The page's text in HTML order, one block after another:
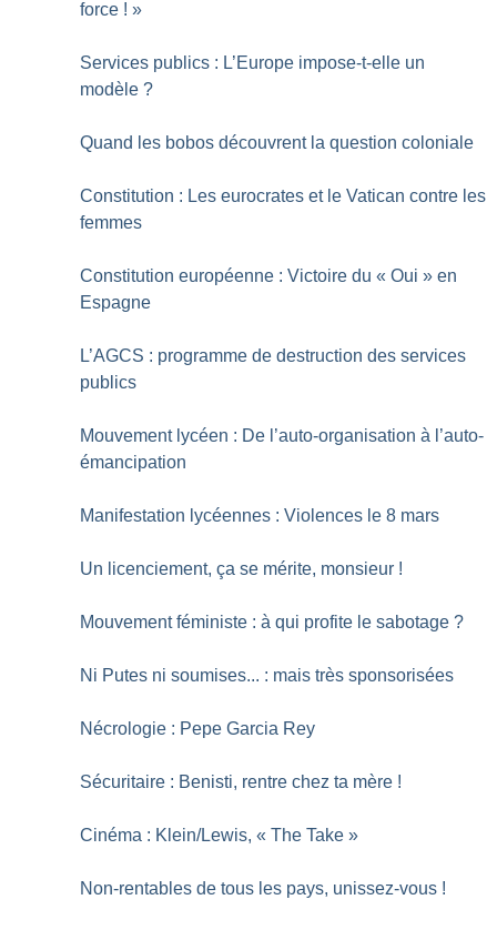
force ! »
Services publics : L’Europe impose-t-elle un
modèle ?
Quand les bobos découvrent la question coloniale
Constitution : Les eurocrates et le Vatican contre les
femmes
Constitution européenne : Victoire du « Oui » en
Espagne
L’AGCS : programme de destruction des services
publics
Mouvement lycéen : De l’auto-organisation à l’auto-
émancipation
Manifestation lycéennes : Violences le 8 mars
Un licenciement, ça se mérite, monsieur !
Mouvement féministe : à qui profite le sabotage ?
Ni Putes ni soumises... : mais très sponsorisées
Nécrologie : Pepe Garcia Rey
Sécuritaire : Benisti, rentre chez ta mère !
Cinéma : Klein/Lewis, « The Take »
Non-rentables de tous les pays, unissez-vous !